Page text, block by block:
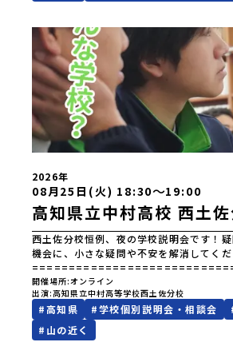
っぷ美術工芸高等学校北海道幌加内高等
学校北海道湧別高等学校北海道大空高等
校北海道大樹高等学校北海道池田高等学
海道羅臼高等学校北海道佐呂間高等学校
北 青森県立三戸高等学校青森県立名久
県立西和賀高等学校岩手県立大槌高等学
校宮城県中新田高等学校秋田県立男鹿海
館高等学校秋田県立鹿角高等学校山形県
形県立新庄神室産業高等学校金山校山形
校 関東 茨城県立大子清流高等学校 中
等学校新潟県立佐渡総合高等学校新潟県
潟県立国際情報高等学校石川県立能登高
高等学校長野県白馬高等学校富山県立氷
校静岡県立浜松湖北高等学校佐久間分
県立串本古座高等学校 中国・四国 島根
校島根県立矢上高等学校島根県立隠岐島
広島県立加計高等学校芸北分校広島県立
媛県立宇和島南高等学校(宇和島水産・宇
等学校愛媛県立上浮穴高等学校愛媛県立
県立四万十高等学校高知県立中村高等学
州 佐賀県立有田工業高等学校熊本県立
2026年
08月25日(火) 18:30〜19:00
高知県立中村高校 西土
西土佐分校恒例、夜の学校説明会です！
機会に、小さな疑問や不安を解消してくだ
にちは。高知県立中村高等学校西土佐分
まれた西土佐地域にある『四国一小さな
すと”小さな学校だからこそ大きな未来
こそできること。それがたくさんありま
画をご覧になってください。 ↓↓↓【西
開催場所 オンライン
出演 高知県立中村高等学校西土佐分校
#高知県 #学校個別説明会・相談会
# 山の近く